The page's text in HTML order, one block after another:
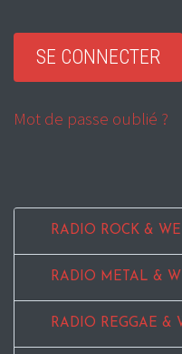
Mot de passe oublié ?
RADIO ROCK &
RADIO METAL &
RADIO REGGAE &